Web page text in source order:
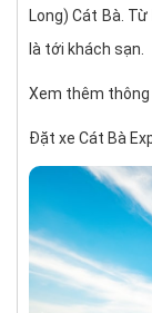
Long) Cát Bà.
là tới khách sạn.
Xem thêm
Đặt xe Cát Bà